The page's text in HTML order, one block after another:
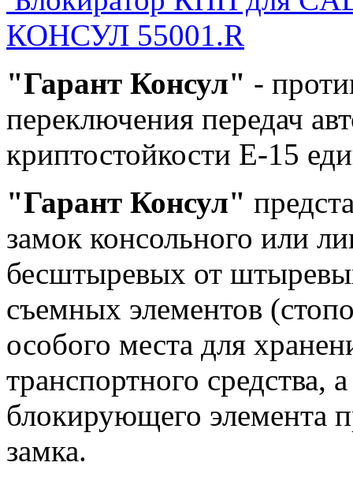
КОНСУЛ 55001.R
"Гарант Консул" -
переключения передач
криптостойкости Е-15
"Гарант Консул"
замок консольного или
бесштыревых от
съемных элементов
особого места для
транспортного средства,
блокирующего элемента
замка.